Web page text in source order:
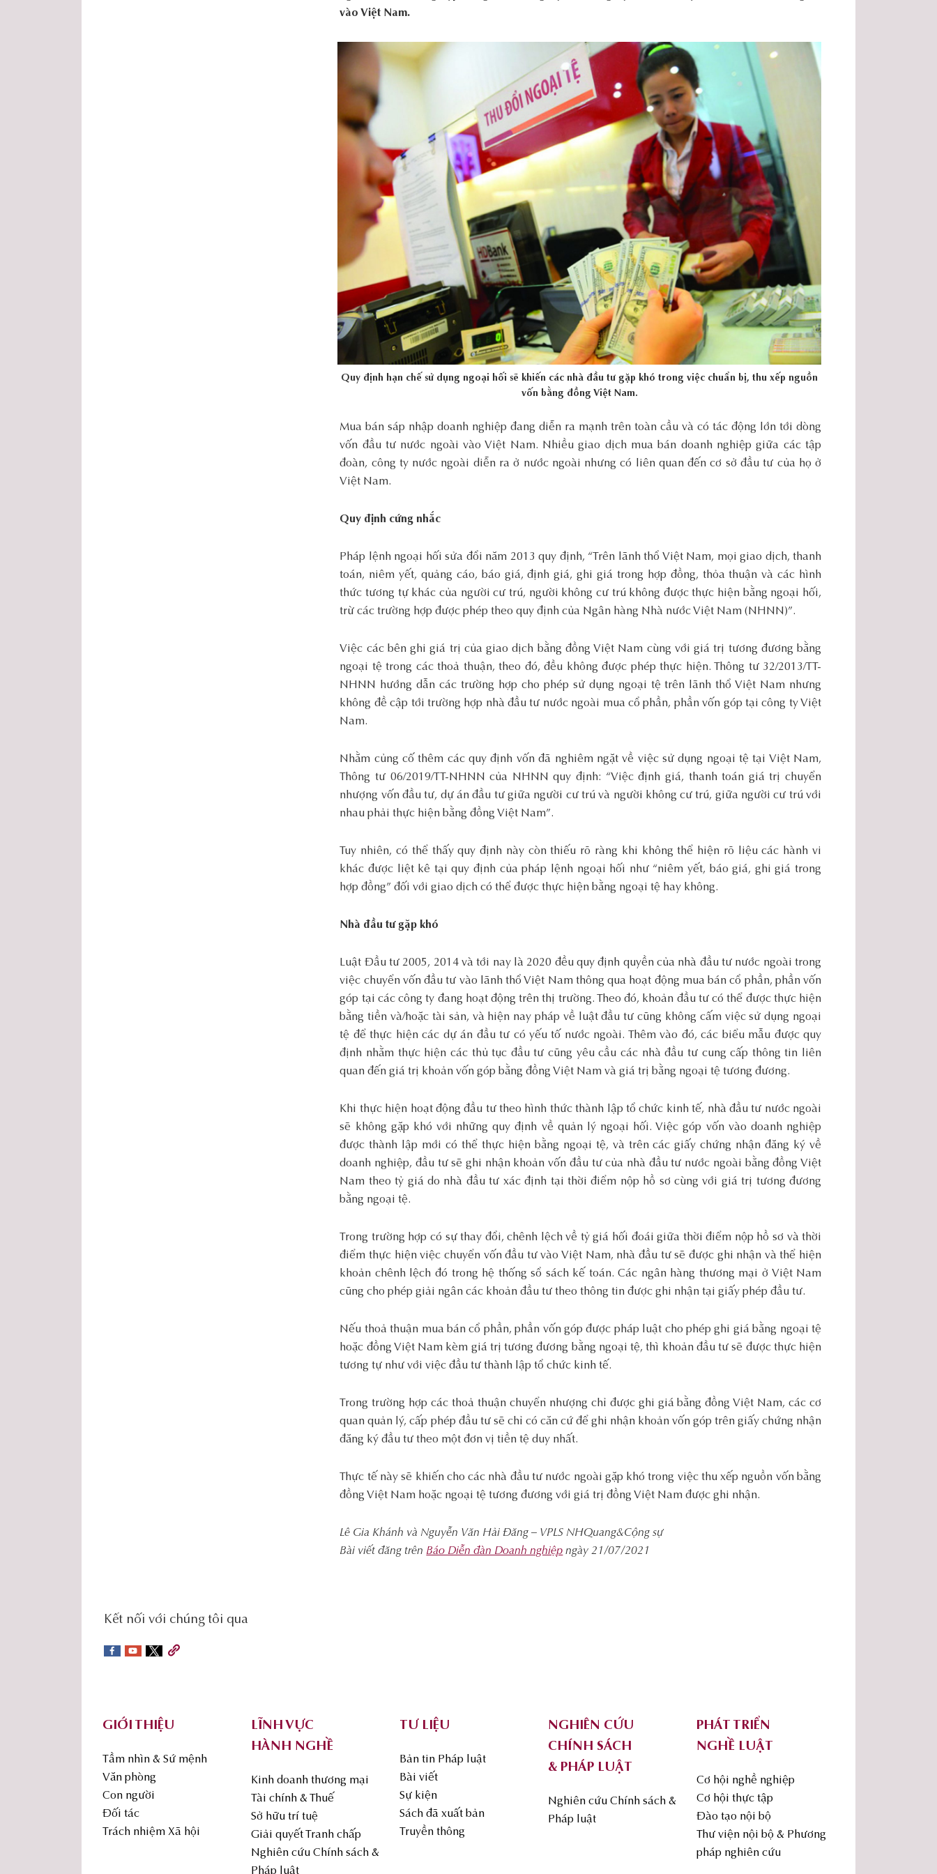
vào Việt Nam.
Quy định hạn chế sử dụng ngoại hối sẽ khiến các nhà đầu tư gặp khó trong việc chuẩn bị, thu xếp nguồn
vốn bằng đồng Việt Nam.
Mua bán sáp nhập doanh nghiệp đang diễn ra mạnh trên toàn cầu và có tác động lớn tới dòng
vốn đầu tư nước ngoài vào Việt Nam. Nhiều giao dịch mua bán doanh nghiệp giữa các tập
đoàn, công ty nước ngoài diễn ra ở nước ngoài nhưng có liên quan đến cơ sở đầu tư của họ ở
Việt Nam.
Quy định cứng nhắc
Pháp lệnh ngoại hối sửa đổi năm 2013 quy định, “Trên lãnh thổ Việt Nam, mọi giao dịch, thanh
toán, niêm yết, quảng cáo, báo giá, định giá, ghi giá trong hợp đồng, thỏa thuận và các hình
thức tương tự khác của người cư trú, người không cư trú không được thực hiện bằng ngoại hối,
trừ các trường hợp được phép theo quy định của Ngân hàng Nhà nước Việt Nam (NHNN)”.
Việc các bên ghi giá trị của giao dịch bằng đồng Việt Nam cùng với giá trị tương đương bằng
ngoại tệ trong các thoả thuận, theo đó, đều không được phép thực hiện. Thông tư 32/2013/TT-
NHNN hướng dẫn các trường hợp cho phép sử dụng ngoại tệ trên lãnh thổ Việt Nam nhưng
không đề cập tới trường hợp nhà đầu tư nước ngoài mua cổ phần, phần vốn góp tại công ty Việt
Nam.
Nhằm củng cố thêm các quy định vốn đã nghiêm ngặt về việc sử dụng ngoại tệ tại Việt Nam,
Thông tư 06/2019/TT-NHNN của NHNN quy định: “Việc định giá, thanh toán giá trị chuyển
nhượng vốn đầu tư, dự án đầu tư giữa người cư trú và người không cư trú, giữa người cư trú với
nhau phải thực hiện bằng đồng Việt Nam”.
Tuy nhiên, có thể thấy quy định này còn thiếu rõ ràng khi không thể hiện rõ liệu các hành vi
khác được liệt kê tại quy định của pháp lệnh ngoại hối như “niêm yết, báo giá, ghi giá trong
hợp đồng” đối với giao dịch có thể được thực hiện bằng ngoại tệ hay không.
Nhà đầu tư gặp khó
Luật Đầu tư 2005, 2014 và tới nay là 2020 đều quy định quyền của nhà đầu tư nước ngoài trong
việc chuyển vốn đầu tư vào lãnh thổ Việt Nam thông qua hoạt động mua bán cổ phần, phần vốn
góp tại các công ty đang hoạt động trên thị trường. Theo đó, khoản đầu tư có thể được thực hiện
bằng tiền và/hoặc tài sản, và hiện nay pháp về luật đầu tư cũng không cấm việc sử dụng ngoại
tệ để thực hiện các dự án đầu tư có yếu tố nước ngoài. Thêm vào đó, các biểu mẫu được quy
định nhằm thực hiện các thủ tục đầu tư cũng yêu cầu các nhà đầu tư cung cấp thông tin liên
quan đến giá trị khoản vốn góp bằng đồng Việt Nam và giá trị bằng ngoại tệ tương đương.
Khi thực hiện hoạt động đầu tư theo hình thức thành lập tổ chức kinh tế, nhà đầu tư nước ngoài
sẽ không gặp khó với những quy định về quản lý ngoại hối. Việc góp vốn vào doanh nghiệp
được thành lập mới có thể thực hiện bằng ngoại tệ, và trên các giấy chứng nhận đăng ký về
doanh nghiệp, đầu tư sẽ ghi nhận khoản vốn đầu tư của nhà đầu tư nước ngoài bằng đồng Việt
Nam theo tỷ giá do nhà đầu tư xác định tại thời điểm nộp hồ sơ cùng với giá trị tương đương
bằng ngoại tệ.
Trong trường hợp có sự thay đổi, chênh lệch về tỷ giá hối đoái giữa thời điểm nộp hồ sơ và thời
điểm thực hiện việc chuyển vốn đầu tư vào Việt Nam, nhà đầu tư sẽ được ghi nhận và thể hiện
khoản chênh lệch đó trong hệ thống sổ sách kế toán. Các ngân hàng thương mại ở Việt Nam
cũng cho phép giải ngân các khoản đầu tư theo thông tin được ghi nhận tại giấy phép đầu tư.
Nếu thoả thuận mua bán cổ phần, phần vốn góp được pháp luật cho phép ghi giá bằng ngoại tệ
hoặc đồng Việt Nam kèm giá trị tương đương bằng ngoại tệ, thì khoản đầu tư sẽ được thực hiện
tương tự như với việc đầu tư thành lập tổ chức kinh tế.
Trong trường hợp các thoả thuận chuyển nhượng chỉ được ghi giá bằng đồng Việt Nam, các cơ
quan quản lý, cấp phép đầu tư sẽ chỉ có căn cứ để ghi nhận khoản vốn góp trên giấy chứng nhận
đăng ký đầu tư theo một đơn vị tiền tệ duy nhất.
Thực tế này sẽ khiến cho các nhà đầu tư nước ngoài gặp khó trong việc thu xếp nguồn vốn bằng
đồng Việt Nam hoặc ngoại tệ tương đương với giá trị đồng Việt Nam được ghi nhận.
Lê Gia Khánh và Nguyễn Văn Hải Đăng – VPLS NHQuang&Cộng sự
Bài viết đăng trên Báo Diễn đàn Doanh nghiệp ngày 21/07/2021
social-
sidebar
Kết nối với chúng tôi qua
GIỚI THIỆU
Tầm nhìn & Sứ mệnh
Văn phòng
Con người
Đối tác
Trách nhiệm Xã hội
LĨNH VỰC
HÀNH NGHỀ
Kinh doanh thương mại
Tài chính & Thuế
Sở hữu trí tuệ
Giải quyết Tranh chấp
Nghiên cứu Chính sách &
Pháp luật
TƯ LIỆU
Bản tin Pháp luật
Bài viết
Sự kiện
Sách đã xuất bản
Truyền thông
NGHIÊN CỨU
CHÍNH SÁCH
& PHÁP LUẬT
Nghiên cứu Chính sách &
Pháp luật
PHÁT TRIỂN
NGHỀ LUẬT
Cơ hội nghề nghiệp
Cơ hội thực tập
Đào tạo nội bộ
Thư viện nội bộ & Phương
pháp nghiên cứu